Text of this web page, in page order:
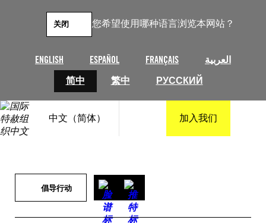
您希望使用哪种语言浏览本网站？
ENGLISH ESPAÑOL FRANÇAIS
العربية
简中
繁中 РУССКИЙ
关闭
中文（简体） 加入我们
倡导行动